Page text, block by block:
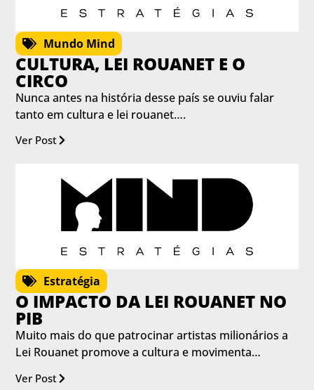
Mundo Mind
CULTURA, LEI ROUANET E O
CIRCO
Nunca antes na história desse país se ouviu falar
tanto em cultura e lei rouanet….
Ver Post
Estratégia
O IMPACTO DA LEI ROUANET NO
PIB
Muito mais do que patrocinar artistas milionários a
Lei Rouanet promove a cultura e movimenta…
Ver Post